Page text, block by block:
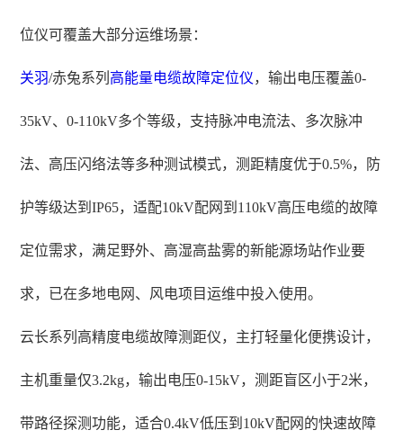
位仪可覆盖大部分运维场景：
关羽/赤兔系列 高能量电缆故障定位仪，输出电压覆盖0-
35kV、0-110kV多个等级，支持脉冲电流法、多次脉冲
法、高压闪络法等多种测试模式，测距精度优于0.5%，防
护等级达到IP65，适配10kV配网到110kV高压电缆的故障
定位需求，满足野外、高湿高盐雾的新能源场站作业要
求，已在多地电网、风电项目运维中投入使用。
云长系列高精度电缆故障测距仪，主打轻量化便携设计，
主机重量仅3.2kg，输出电压0-15kV，测距盲区小于2米，
带路径探测功能，适合0.4kV低压到10kV配网的快速故障